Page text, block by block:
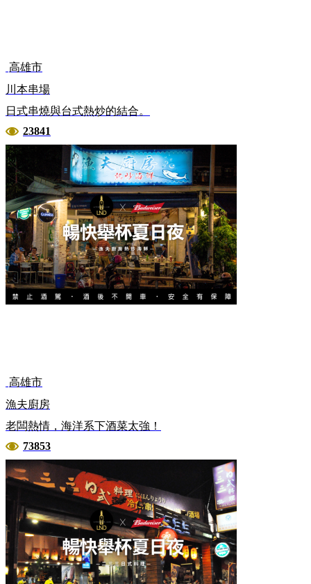
高雄市
川本串場
日式串燒與台式熱炒的結合。
23841
高雄市
漁夫廚房
老闆熱情，海洋系下酒菜太強！
73853